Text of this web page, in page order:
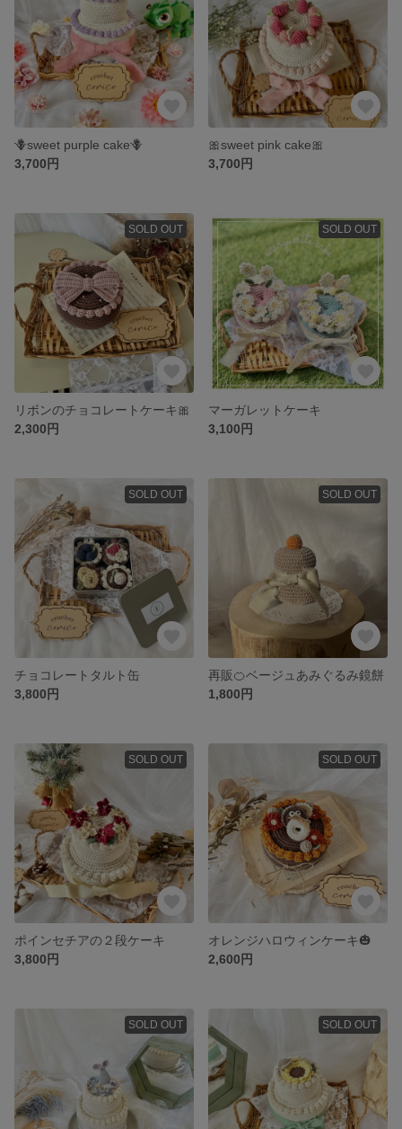
🪻sweet purple cake🪻
3,700円
🎀sweet pink cake🎀
3,700円
SOLD OUT
リボンのチョコレートケーキ🎀
2,300円
SOLD OUT
マーガレットケーキ
3,100円
SOLD OUT
チョコレートタルト缶
3,800円
SOLD OUT
再販🍊ベージュあみぐるみ鏡餅
1,800円
SOLD OUT
ポインセチアの２段ケーキ
3,800円
SOLD OUT
オレンジハロウィンケーキ🎃
2,600円
SOLD OUT SOLD OUT